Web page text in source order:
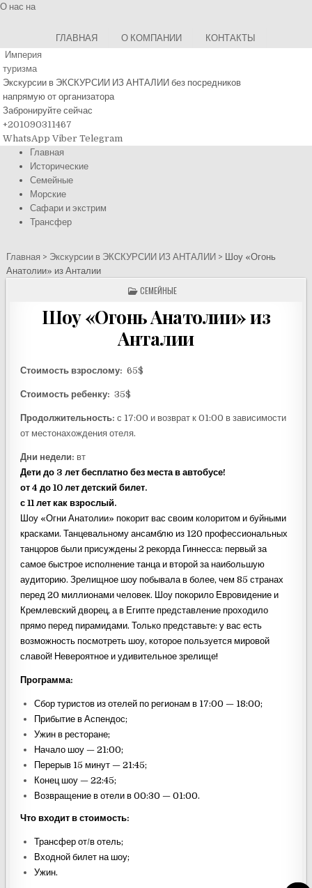
О нас на
ГЛАВНАЯ О КОМПАНИИ КОНТАКТЫ
Империя
туризма
Экскурсии в ЭКСКУРСИИ ИЗ АНТАЛИИбез посредников
напрямую от организатора
Забронируйте сейчас
+201090311467
WhatsApp Viber Telegram
Главная
Исторические
Семейные
Морские
Сафари и экстрим
Трансфер
Главная > Экскурсии в ЭКСКУРСИИ ИЗ АНТАЛИИ > Шоу «Огонь
Анатолии» из Анталии
POSTED
СЕМЕЙНЫЕ
Шоу «Огонь Анатолии» из
Анталии
Стоимость взрослому: 65$
Стоимость ребенку: 35$
Продолжительность: с 17:00 и возврат к 01:00 в зависимости
от местонахождения отеля.
Дни недели: вт
Дети до 3 лет бесплатно без места в автобусе!
от 4 до 10 лет детский билет.
с 11 лет как взрослый.
Шоу «Огни Анатолии» покорит вас своим колоритом и буйными
красками. Танцевальному ансамблю из 120 профессиональных
танцоров были присуждены 2 рекорда Гиннесса: первый за
самое быстрое исполнение танца и второй за наибольшую
аудиторию. Зрелищное шоу побывала в более, чем 85 странах
перед 20 миллионами человек. Шоу покорило Евровидение и
Кремлевский дворец, а в Египте представление проходило
прямо перед пирамидами. Только представьте: у вас есть
возможность посмотреть шоу, которое пользуется мировой
славой! Невероятное и удивительное зрелище!
Программа:
Сбор туристов из отелей по регионам в 17:00 — 18:00;
Прибытие в Аспендос;
Ужин в ресторане;
Начало шоу — 21:00;
Перерыв 15 минут — 21:45;
Конец шоу — 22:45;
Возвращение в отели в 00:30 — 01:00.
Что входит в стоимость:
Трансфер от/в отель;
Входной билет на шоу;
Ужин.